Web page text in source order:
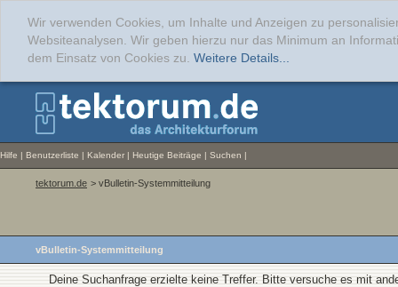
Wir verwenden Cookies, um Inhalte und Anzeigen zu
Websiteanalysen. Wir geben hierzu nur das Minimum an
dem Einsatz von Cookies zu. Weitere Details...
Hilfe | Benutzerliste | Kalender | Heutige Beiträge | Suchen |
tektorum.de > vBulletin-Systemmitteilung
vBulletin-Systemmitteilung
Deine Suchanfrage erzielte keine Treffer. Bitte versuche es mit